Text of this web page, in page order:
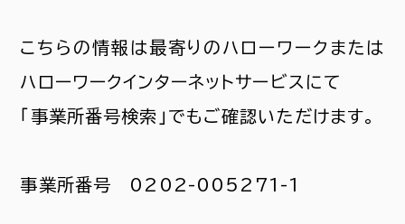
こちらの情報は最寄りのハローワークまたは
ハローワークインターネットサービスにて
「事業所番号検索」でもご確認いただけます。
事業所番号 0202-005271-1